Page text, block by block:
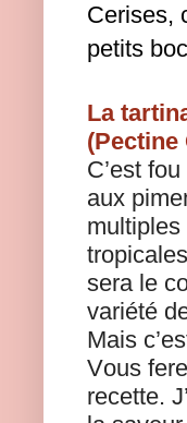
Cerises,
petits
La
(Pectine
C’est
aux
sera le
variété
Mais
Vous
recette.